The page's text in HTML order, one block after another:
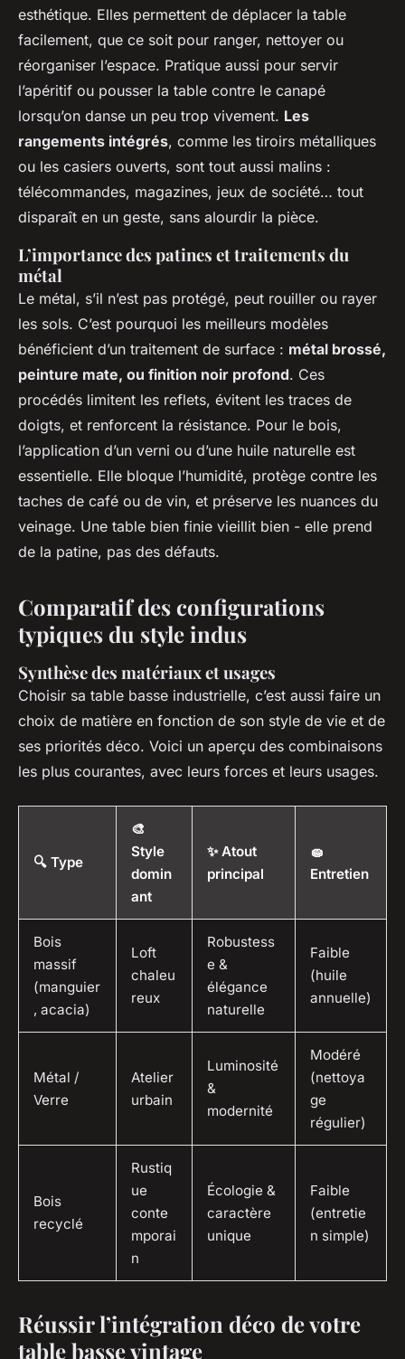
esthétique. Elles permettent de déplacer la table
facilement, que ce soit pour ranger, nettoyer ou
réorganiser l’espace. Pratique aussi pour servir
l’apéritif ou pousser la table contre le canapé
lorsqu’on danse un peu trop vivement. Les
rangements intégrés, comme les tiroirs métalliques
ou les casiers ouverts, sont tout aussi malins :
télécommandes, magazines, jeux de société… tout
disparaît en un geste, sans alourdir la pièce.
L’importance des patines et traitements du
métal
Le métal, s’il n’est pas protégé, peut rouiller ou rayer
les sols. C’est pourquoi les meilleurs modèles
bénéficient d’un traitement de surface : métal brossé,
peinture mate, ou finition noir profond. Ces
procédés limitent les reflets, évitent les traces de
doigts, et renforcent la résistance. Pour le bois,
l’application d’un verni ou d’une huile naturelle est
essentielle. Elle bloque l’humidité, protège contre les
taches de café ou de vin, et préserve les nuances du
veinage. Une table bien finie vieillit bien - elle prend
de la patine, pas des défauts.
Comparatif des configurations
typiques du style indus
Synthèse des matériaux et usages
Choisir sa table basse industrielle, c’est aussi faire un
choix de matière en fonction de son style de vie et de
ses priorités déco. Voici un aperçu des combinaisons
les plus courantes, avec leurs forces et leurs usages.
🔍 Type
🎨
Style
domin
ant
✨ Atout
principal
🧽
Entretien
Bois
massif
(manguier
, acacia)
Loft
chaleu
reux
Robustess
e &
élégance
naturelle
Faible
(huile
annuelle)
Métal /
Verre
Atelier
urbain
Luminosité
&
modernité
Modéré
(nettoya
ge
régulier)
Bois
recyclé
Rustiq
ue
conte
mporai
n
Écologie &
caractère
unique
Faible
(entretie
n simple)
Réussir l’intégration déco de votre
table basse vintage